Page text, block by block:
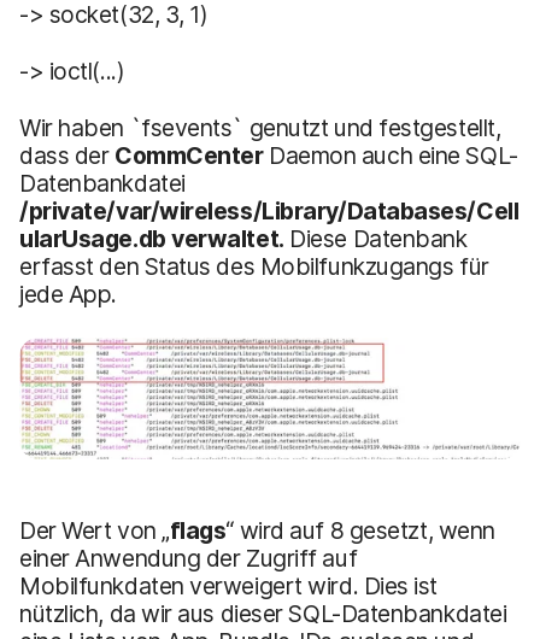
-> socket(32, 3, 1)
-> ioctl(...)
Wir haben `fsevents` genutzt und festgestellt,
dass der CommCenterDaemon auch eine SQL-
Datenbankdatei
/private/var/wireless/Library/Databases/Cell
ularUsage.db verwaltet. Diese Datenbank
erfasst den Status des Mobilfunkzugangs für
jede App.
Der Wert von „flags“ wird auf 8 gesetzt, wenn
einer Anwendung der Zugriff auf
Mobilfunkdaten verweigert wird. Dies ist
nützlich, da wir aus dieser SQL-Datenbankdatei